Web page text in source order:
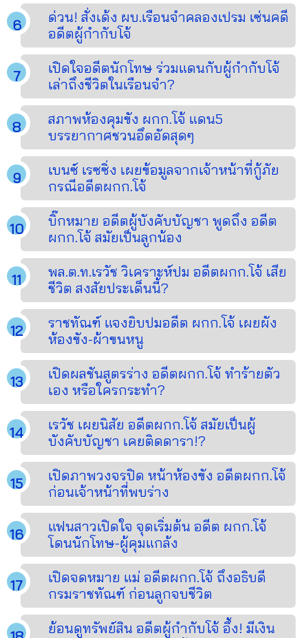
ด่วน! สั่งเด้ง ผบ.เรือนจำคลองเปรม เซ่นคดี
อดีตผู้กำกับโจ้
เปิดใจอดีตนักโทษ ร่วมแดนกับผู้กำกับโจ้
เล่าถึงชีวิตในเรือนจำ?
สภาพห้องคุมขัง ผกก.โจ้ แดน5
บรรยากาศชวนอึดอัดสุดๆ
เบนซ์ เรซซิ่ง เผยข้อมูลจากเจ้าหน้าที่กู้ภัย
กรณีอดีตผกก.โจ้
บิ๊กหมาย อดีตผู้บังคับบัญชา พูดถึง อดีต
ผกก.โจ้ สมัยเป็นลูกน้อง
พล.ต.ท.เรวัช วิเคราะห์ปม อดีตผกก.โจ้ เสีย
ชีวิต สงสัยประเด็นนี้?
ราชทัณฑ์ แจงยิบปมอดีต ผกก.โจ้ เผยผัง
ห้องขัง-ผ้าขนหนู
เปิดผลชันสูตรร่าง อดีตผกก.โจ้ ทำร้ายตัว
เอง หรือใครกระทำ?
เรวัช เผยนิสัย อดีตผกก.โจ้ สมัยเป็นผู้
บังคับบัญชา เคยติดดารา!?
เปิดภาพวงจรปิด หน้าห้องขัง อดีตผกก.โจ้
ก่อนเจ้าหน้าที่พบร่าง
แฟนสาวเปิดใจ จุดเริ่มต้น อดีต ผกก.โจ้
โดนนักโทษ-ผู้คุมแกล้ง
เปิดจดหมาย แม่ อดีตผกก.โจ้ ถึงอธิบดี
กรมราชทัณฑ์ ก่อนลูกจบชีวิต
ย้อนดูทรัพย์สิน อดีตผู้กำกับโจ้ อึ้ง! มีเงิน